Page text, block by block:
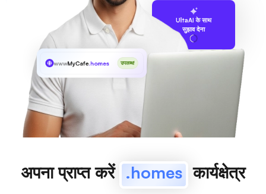
UltaAI के साथ
सुझाव देना
wwwMyCafe.homes उपलब्ध!
अपना प्राप्त करें .homes कार्यक्षेत्र